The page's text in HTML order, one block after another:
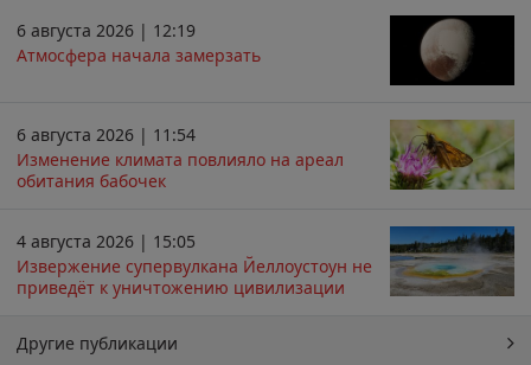
6 августа 2026 | 12:19
Атмосфера начала замерзать
6 августа 2026 | 11:54
Изменение климата повлияло на ареал
обитания бабочек
4 августа 2026 | 15:05
Извержение супервулкана Йеллоустоун не
приведёт к уничтожению цивилизации
Другие публикации